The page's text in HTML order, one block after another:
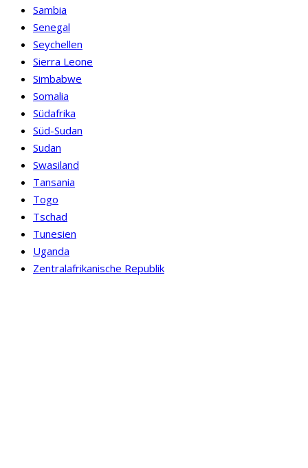
Sambia
Senegal
Seychellen
Sierra Leone
Simbabwe
Somalia
Südafrika
Süd-Sudan
Sudan
Swasiland
Tansania
Togo
Tschad
Tunesien
Uganda
Zentralafrikanische Republik